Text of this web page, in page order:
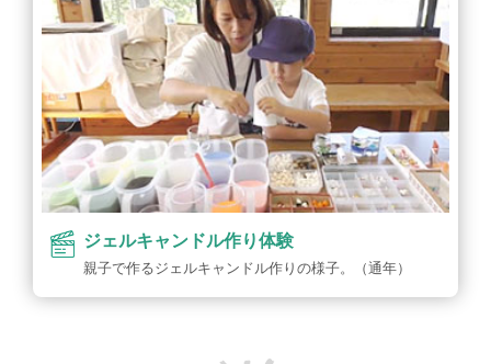
ジェルキャンドル作り体験
親子で作るジェルキャンドル作りの様子。（通年）